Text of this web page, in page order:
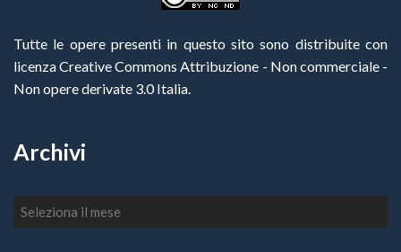
Tutte le opere presenti in questo sito sono distribuite con
licenza Creative Commons Attribuzione - Non commerciale -
Non opere derivate 3.0 Italia.
Archivi
Archivi